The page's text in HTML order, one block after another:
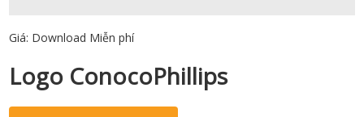
Giá: Download Miễn phí
Logo ConocoPhillips